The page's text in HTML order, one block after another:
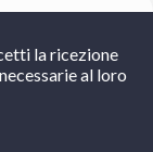
la ricezione
al loro